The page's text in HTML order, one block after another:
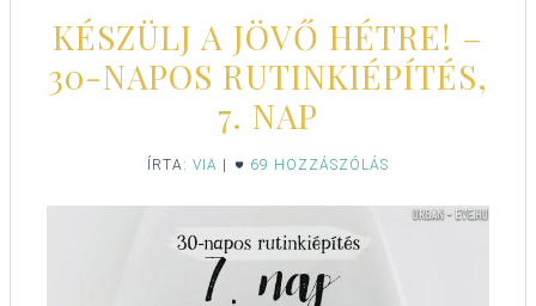
KÉSZÜLJ A JÖVŐ HÉTRE! –
30-NAPOS RUTINKIÉPÍTÉS,
7. NAP
ÍRTA: VIA 69 HOZZÁSZÓLÁS